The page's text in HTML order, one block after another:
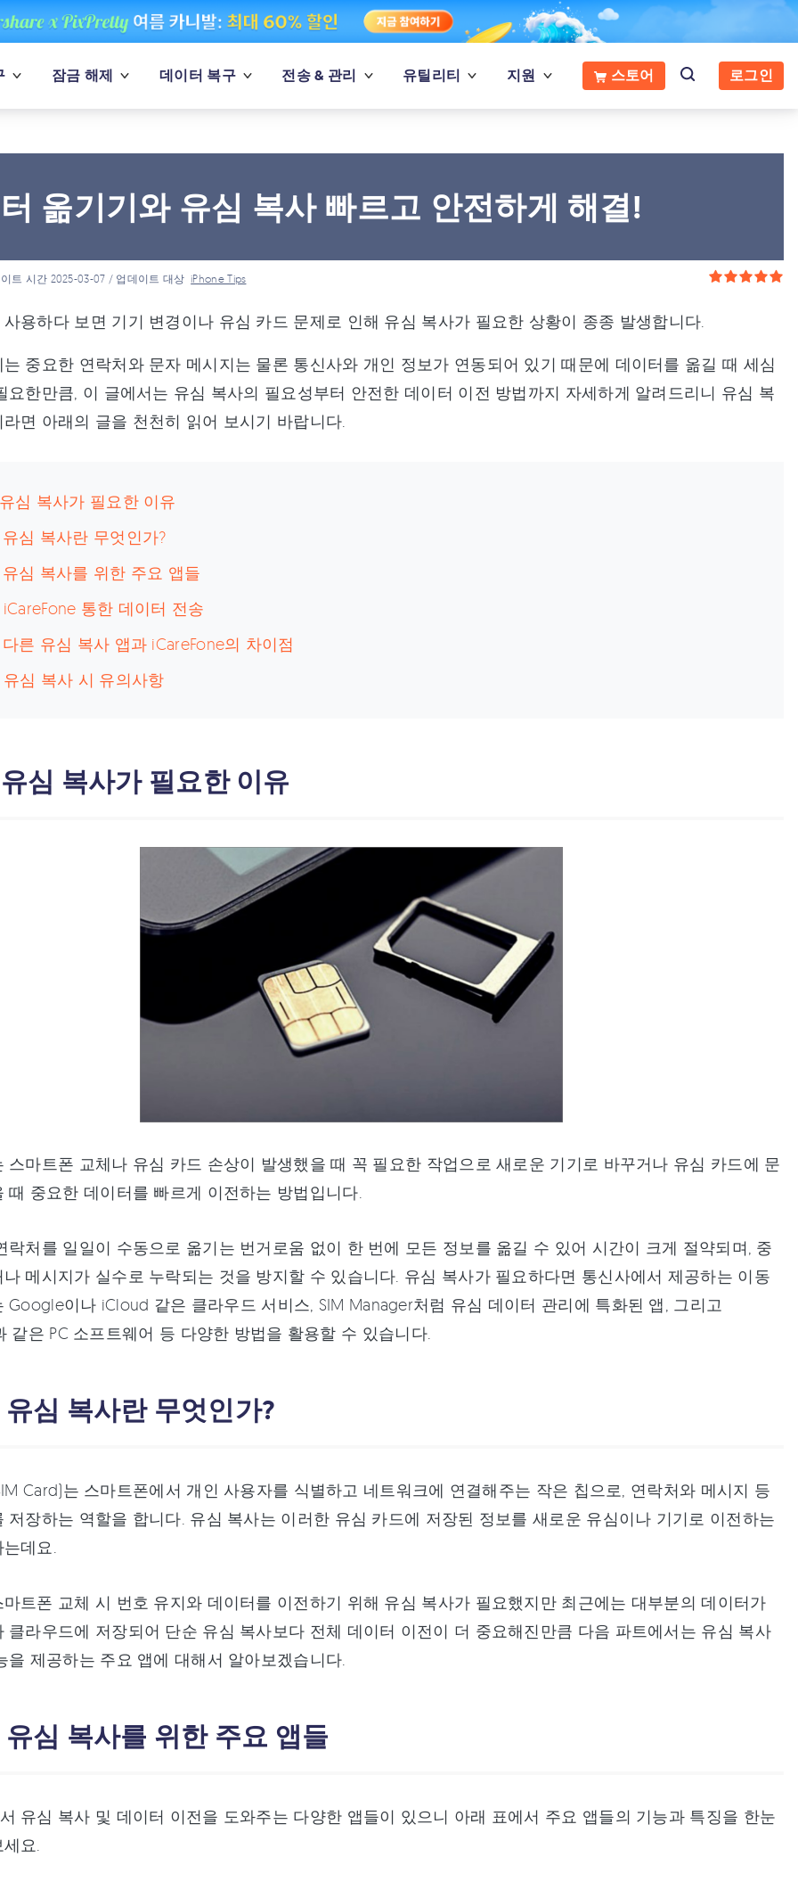
잠금 해제 데이터 복구 전송 & 관리 유틸리티 지원 스토어 로그인
옮기기와 유심 복사 빠르고 안전하게 해결!
트 시간 2025-03-07 / 업데이트 대상iPhone Tips
용하다 보면 기기 변경이나 유심 카드 문제로 인해 유심 복사가 필요한 상황이 종종 발생합니다.
중요한 연락처와 문자 메시지는 물론 통신사와 개인 정보가 연동되어 있기 때문에 데이터를 옮길 때 세심
요한만큼, 이 글에서는 유심 복사의 필요성부터 안전한 데이터 이전 방법까지 자세하게 알려드리니 유심 복
면 아래의 글을 천천히 읽어 보시기 바랍니다.
심 복사가 필요한 이유
심 복사란 무엇인가?
심 복사를 위한 주요 앱들
통한 데이터 전송
른 유심 복사 앱과 iCareFone의 차이점
심 복사 시 유의사항
심 복사가 필요한 이유
스마트폰 교체나 유심 카드 손상이 발생했을 때 꼭 필요한 작업으로 새로운 기기로 바꾸거나 유심 카드에 문
때 중요한 데이터를 빠르게 이전하는 방법입니다.
락처를 일일이 수동으로 옮기는 번거로움 없이 한 번에 모든 정보를 옮길 수 있어 시간이 크게 절약되며, 중
나 메시지가 실수로 누락되는 것을 방지할 수 있습니다. 유심 복사가 필요하다면 통신사에서 제공하는 이동
Google이나 iCloud 같은 클라우드 서비스, SIM Manager처럼 유심 데이터 관리에 특화된 앱, 그리고
같은 PC 소프트웨어 등 다양한 방법을 활용할 수 있습니다.
심 복사란 무엇인가?
Card)는 스마트폰에서 개인 사용자를 식별하고 네트워크에 연결해주는 작은 칩으로, 연락처와 메시지 등
저장하는 역할을 합니다. 유심 복사는 이러한 유심 카드에 저장된 정보를 새로운 유심이나 기기로 이전하는
데요.
트폰 교체 시 번호 유지와 데이터를 이전하기 위해 유심 복사가 필요했지만 최근에는 대부분의 데이터가
클라우드에 저장되어 단순 유심 복사보다 전체 데이터 이전이 더 중요해진만큼 다음 파트에서는 유심 복사
을 제공하는 주요 앱에 대해서 알아보겠습니다.
유심 복사를 위한 주요 앱들
유심 복사 및 데이터 이전을 도와주는 다양한 앱들이 있으니 아래 표에서 주요 앱들의 기능과 특징을 한눈
요.